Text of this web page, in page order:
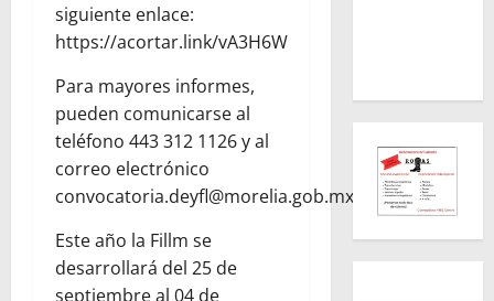
siguiente enlace:
https://acortar.link/vA3H6W
Para mayores informes,
pueden comunicarse al
teléfono 443 312 1126 y al
correo electrónico
convocatoria.deyfl@morelia.gob.mx
Este año la Fillm se
desarrollará del 25 de
septiembre al 04 de